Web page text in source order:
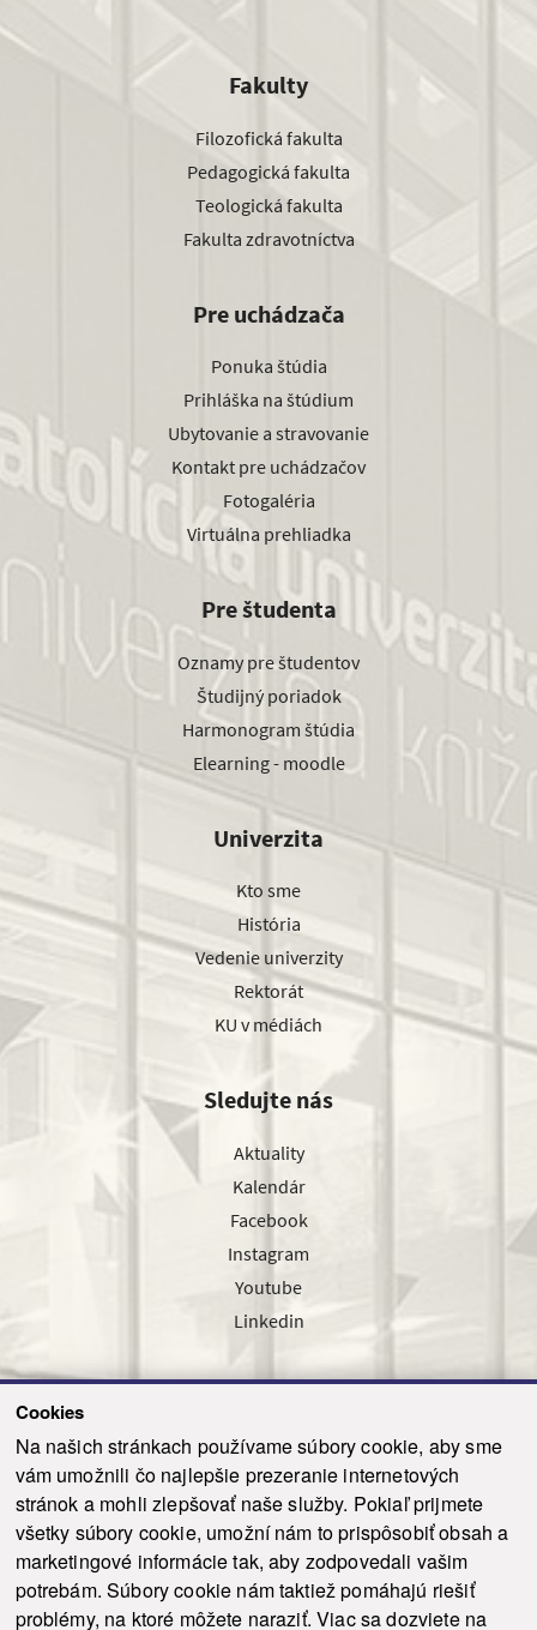
Cookies
Na našich stránkach používame súbory cookie, aby sme
vám umožnili čo najlepšie prezeranie internetových
stránok a mohli zlepšovať naše služby. Pokiaľ prijmete
všetky súbory cookie, umožní nám to prispôsobiť obsah a
marketingové informácie tak, aby zodpovedali vašim
potrebám. Súbory cookie nám taktiež pomáhajú riešiť
problémy, na ktoré môžete naraziť. Viac sa dozviete na
Fakulty
Filozofická fakulta
Pedagogická fakulta
Teologická fakulta
Fakulta zdravotníctva
Pre uchádzača
Ponuka štúdia
Prihláška na štúdium
Ubytovanie a stravovanie
Kontakt pre uchádzačov
Fotogaléria
Virtuálna prehliadka
Pre študenta
Oznamy pre študentov
Študijný poriadok
Harmonogram štúdia
Elearning - moodle
Univerzita
Kto sme
História
Vedenie univerzity
Rektorát
KU v médiách
Sledujte nás
Aktuality
Kalendár
Facebook
Instagram
Youtube
Linkedin
Odoslať